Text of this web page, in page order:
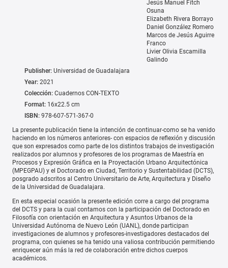
Jesús Manuel Fitch
Osuna
Elizabeth Rivera Borrayo
Daniel González Romero
Marcos de Jesús Aguirre
Franco
Livier Olivia Escamilla
Galindo
Publisher: Universidad de Guadalajara
Year: 2021
Colección: Cuadernos CON-TEXTO
Format: 16x22.5 cm
ISBN: 978-607-571-367-0
La presente publicación tiene la intención de continuar-como se ha venido
haciendo en los números anteriores- con espacios de reflexión y discusión
que son expresados como parte de los distintos trabajos de investigación
realizados por alumnos y profesores de los programas de Maestría en
Procesos y Expresión Gráfica en la Proyectación Urbano Arquitectónica
(MPEGPAU) y el Doctorado en Ciudad, Territorio y Sustentabilidad (DCTS),
posgrado adscritos al Centro Universitario de Arte, Arquitectura y Diseño
de la Universidad de Guadalajara.
En esta especial ocasión la presente edición corre a cargo del programa
del DCTS y para la cual contamos con la participación del Doctorado en
Filosofía con orientación en Arquitectura y Asuntos Urbanos de la
Universidad Autónoma de Nuevo León (UANL), donde participan
investigaciones de alumnos y profesores-investigadores destacados del
programa, con quienes se ha tenido una valiosa contribución permitiendo
enriquecer aún más la red de colaboración entre dichos cuerpos
académicos.